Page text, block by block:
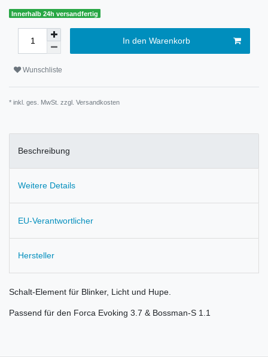
Innerhalb 24h versandfertig
In den Warenkorb
Wunschliste
* inkl. ges. MwSt. zzgl. Versandkosten
Beschreibung
Weitere Details
EU-Verantwortlicher
Hersteller
Schalt-Element für Blinker, Licht und Hupe.
Passend für den Forca Evoking 3.7 & Bossman-S 1.1